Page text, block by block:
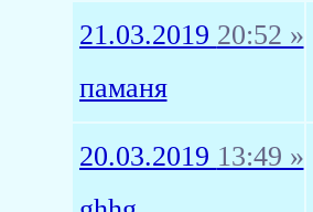
21.03.2019 20:52 »
паманя
20.03.2019 13:49 »